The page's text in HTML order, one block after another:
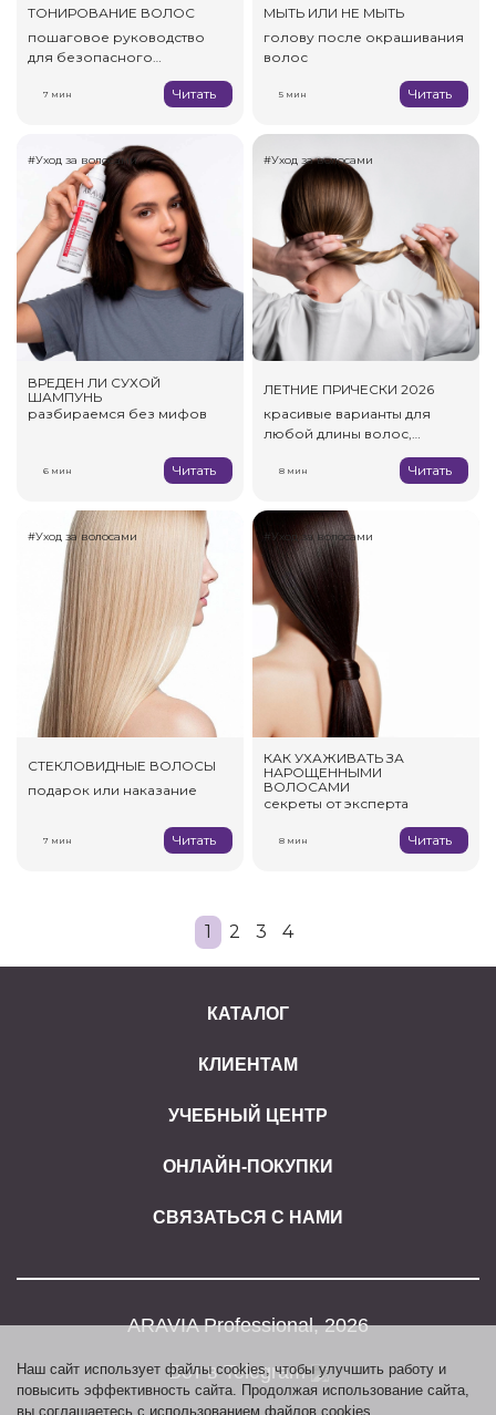
ТОНИРОВАНИЕ ВОЛОС
пошаговое руководство
для безопасного
Читать
7 мин
МЫТЬ ИЛИ НЕ МЫТЬ
голову после окрашивания
волос
Читать
5 мин
#Уход за волосами
ВРЕДЕН ЛИ СУХОЙ
ШАМПУНЬ
разбираемся без мифов
Читать
6 мин
#Уход за волосами
ЛЕТНИЕ ПРИЧЕСКИ 2026
красивые варианты для
любой длины волос,
которые легко повторить
дома
Читать
8 мин
#Уход за волосами
СТЕКЛОВИДНЫЕ ВОЛОСЫ
подарок или наказание
Читать
7 мин
#Уход за волосами
КАК УХАЖИВАТЬ ЗА
НАРОЩЕННЫМИ
ВОЛОСАМИ
секреты от эксперта
Читать
8 мин
1 2 3 4
КАТАЛОГ
КЛИЕНТАМ
УЧЕБНЫЙ ЦЕНТР
ОНЛАЙН-ПОКУПКИ
СВЯЗАТЬСЯ С НАМИ
ARAVIA Professional, 2026
Бот в Telegram
Наш сайт использует файлы cookies, чтобы улучшить работу и
повысить эффективность сайта. Продолжая использование сайта,
вы соглашаетесь с использованием файлов cookies.